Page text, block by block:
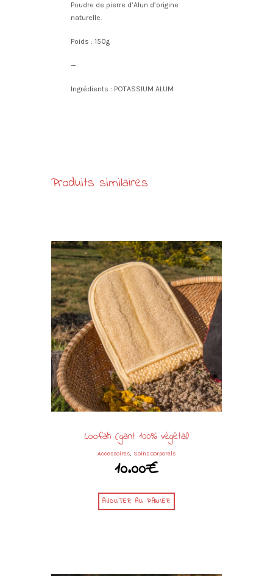
Poudre de pierre d’Alun d’origine
naturelle.
Poids : 150g
—
Ingrédients : POTASSIUM ALUM
Produits similaires
Loofah (gant 100% végétal)
Accessoires Soins Corporels
10.00€
AJOUTER AU PANIER